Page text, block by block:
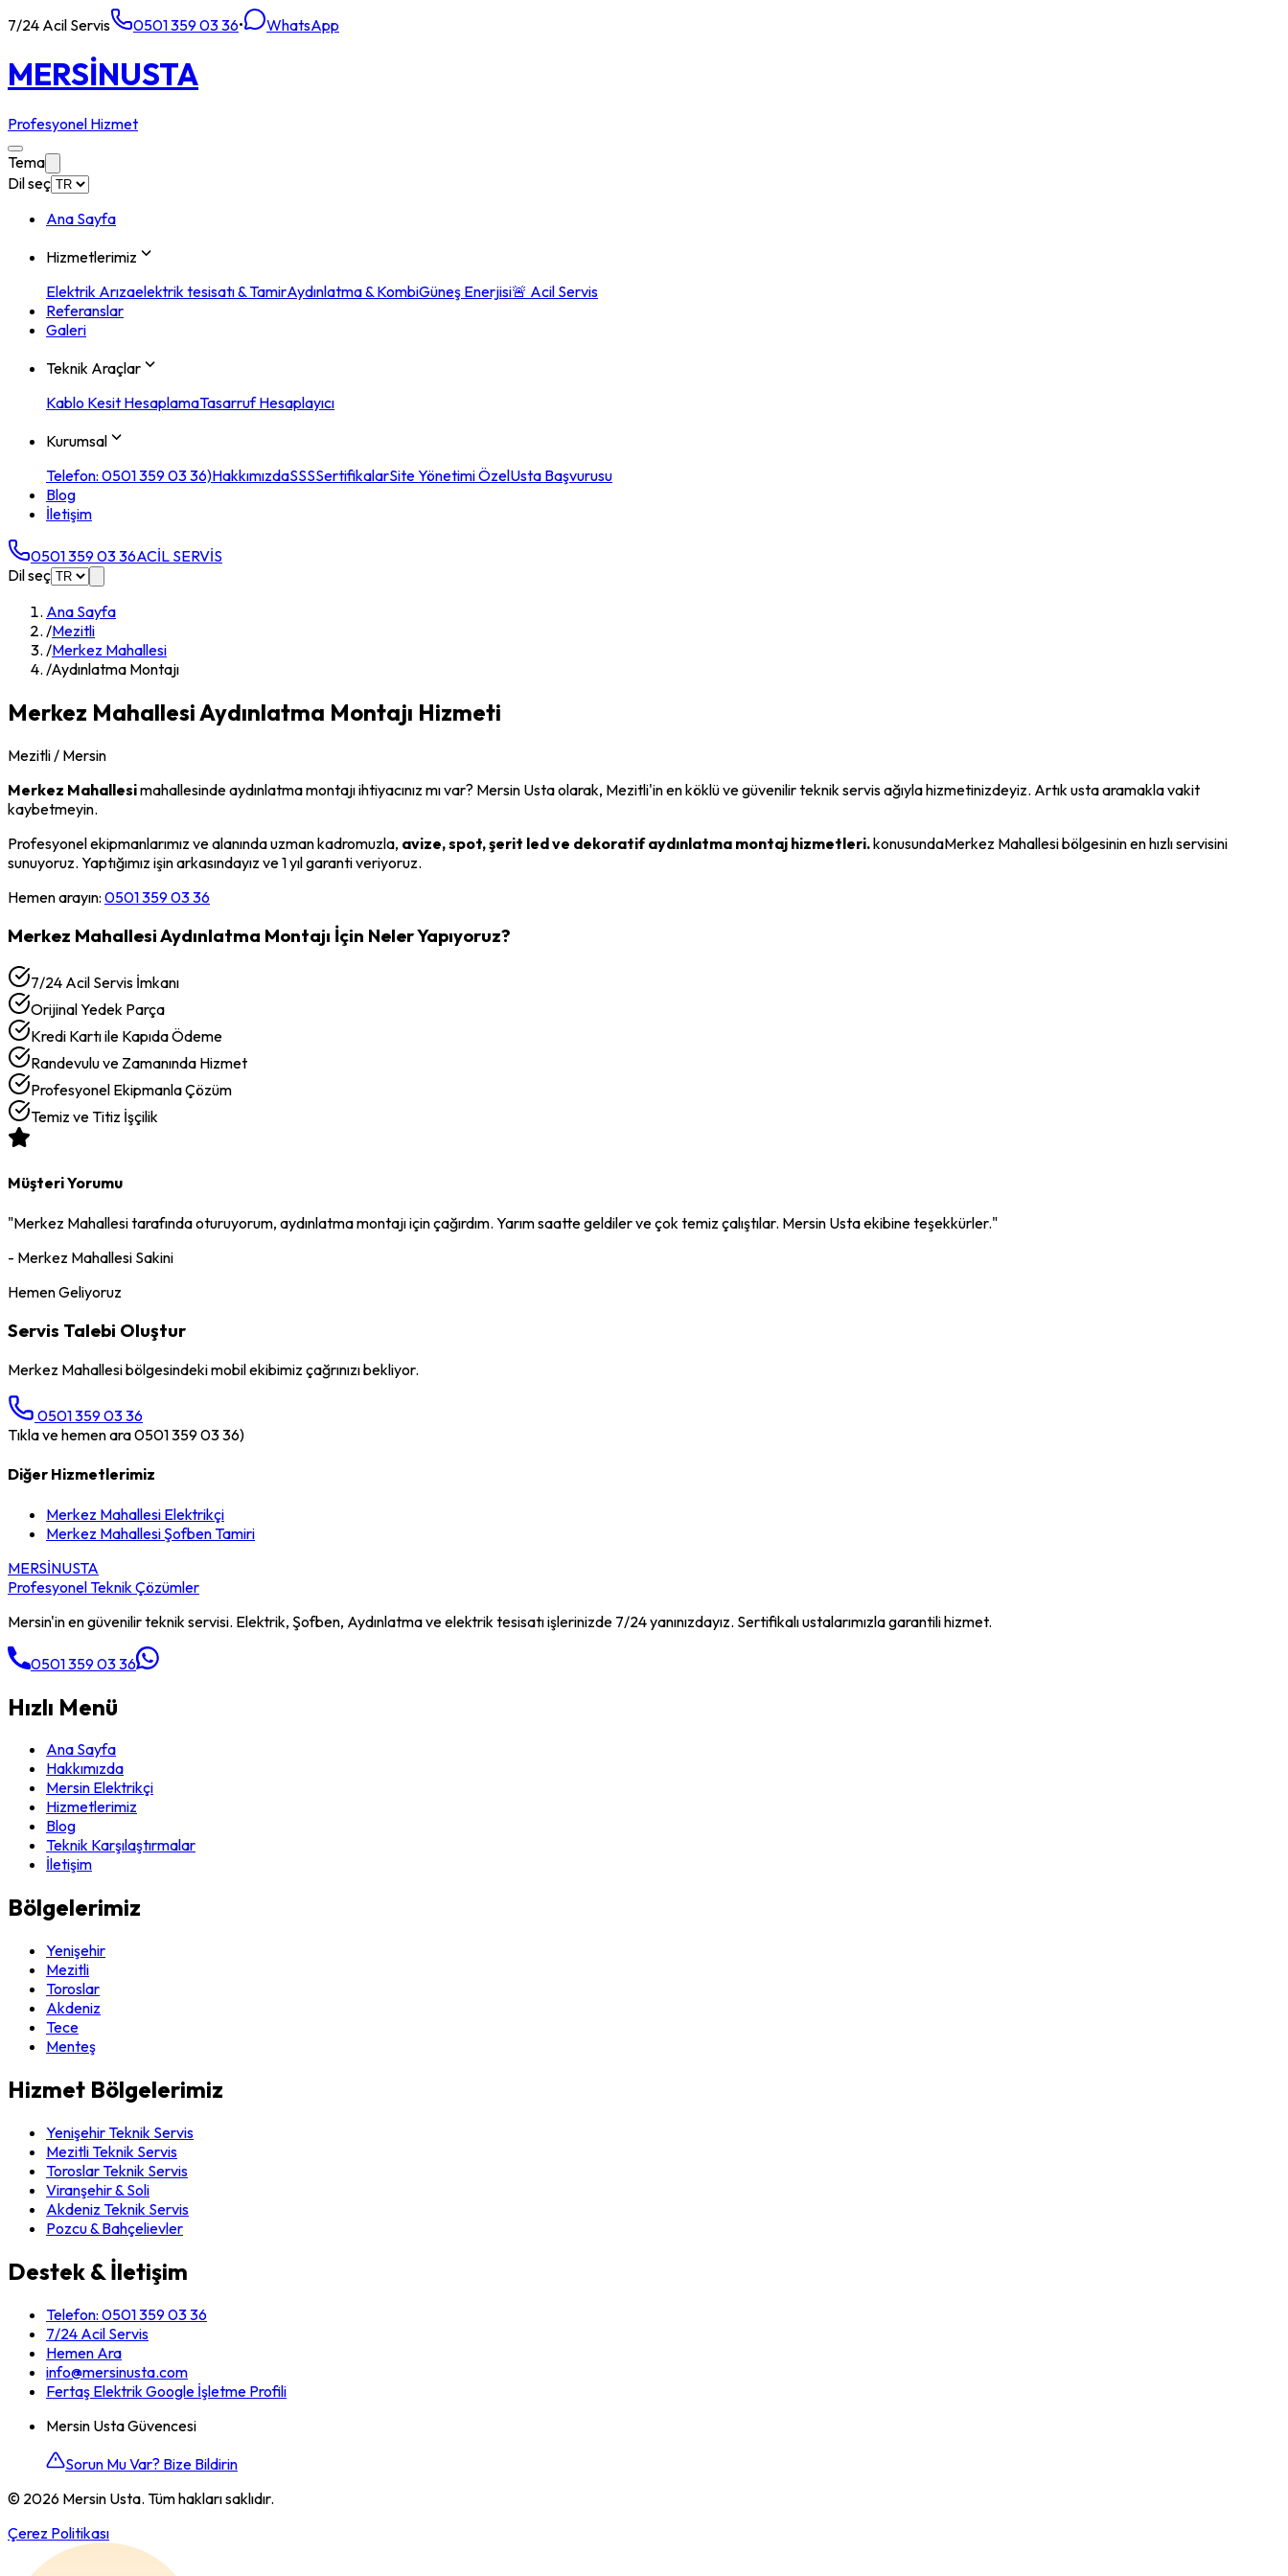
7/24 Acil Servis 0501 359 03 36• WhatsApp
MERSİNUSTA
Profesyonel Hizmet
Tema
Dil seç
Ana Sayfa
Hizmetlerimiz
Elektrik Arızaelektrik tesisatı & TamirAydınlatma & KombiGüneş Enerjisi🚨 Acil Servis
Referanslar
Galeri
Teknik Araçlar
Kablo Kesit HesaplamaTasarruf Hesaplayıcı
Kurumsal
Telefon: 0501 359 03 36)HakkımızdaSSSSertifikalarSite Yönetimi ÖzelUsta Başvurusu
Blog
İletişim
0501 359 03 36ACİL SERVİS
Dil seç
Ana Sayfa
/Mezitli
/Merkez Mahallesi
/Aydınlatma Montajı
Merkez MahallesiAydınlatma Montajı Hizmeti
Mezitli / Mersin
Merkez Mahallesimahallesindeaydınlatma montajıihtiyacınız mı var? Mersin Usta olarak, Mezitli'in en köklü ve güvenilir teknik servis ağıyla hizmetinizdeyiz. Artık usta aramakla vakit
kaybetmeyin.
Profesyonel ekipmanlarımız ve alanında uzman kadromuzla, avize, spot, şerit led ve dekoratif aydınlatma montaj hizmetleri.konusundaMerkez Mahallesibölgesinin en hızlı servisini
sunuyoruz. Yaptığımız işin arkasındayız ve 1 yıl garanti veriyoruz.
Hemen arayın: 0501 359 03 36
Merkez MahallesiAydınlatma Montajı İçin Neler Yapıyoruz?
7/24 Acil Servis İmkanı
Orijinal Yedek Parça
Kredi Kartı ile Kapıda Ödeme
Randevulu ve Zamanında Hizmet
Profesyonel Ekipmanla Çözüm
Temiz ve Titiz İşçilik
Müşteri Yorumu
"Merkez Mahallesitarafında oturuyorum, aydınlatma montajıiçin çağırdım. Yarım saatte geldiler ve çok temiz çalıştılar. Mersin Usta ekibine teşekkürler."
- Merkez Mahallesi Sakini
Hemen Geliyoruz
Servis Talebi Oluştur
Merkez Mahallesibölgesindeki mobil ekibimiz çağrınızı bekliyor.
0501 359 03 36
Tıkla ve hemen ara 0501 359 03 36)
Diğer Hizmetlerimiz
Merkez Mahallesi Elektrikçi
Merkez MahallesiŞofben Tamiri
MERSİNUSTA
Profesyonel Teknik Çözümler
Mersin'in en güvenilir teknik servisi. Elektrik, Şofben, Aydınlatma ve elektrik tesisatı işlerinizde 7/24 yanınızdayız. Sertifikalı ustalarımızla garantili hizmet.
0501 359 03 36
Hızlı Menü
Ana Sayfa
Hakkımızda
Mersin Elektrikçi
Hizmetlerimiz
Blog
Teknik Karşılaştırmalar
İletişim
Bölgelerimiz
Yenişehir
Mezitli
Toroslar
Akdeniz
Tece
Menteş
Hizmet Bölgelerimiz
Yenişehir Teknik Servis
Mezitli Teknik Servis
Toroslar Teknik Servis
Viranşehir & Soli
Akdeniz Teknik Servis
Pozcu & Bahçelievler
Destek & İletişim
Telefon: 0501 359 03 36
7/24 Acil Servis
Hemen Ara
info@mersinusta.com
Fertaş Elektrik Google İşletme Profili
Mersin Usta Güvencesi
Sorun Mu Var? Bize Bildirin
© 2026 Mersin Usta. Tüm hakları saklıdır.
Çerez Politikası